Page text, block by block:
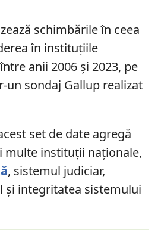
schimbările în ceea
în instituțiile
anii 2006 și 2023, pe
un sondaj Gallup realizat
set de date agregă
multe instituții naționale,
, sistemul judiciar,
și integritatea sistemului